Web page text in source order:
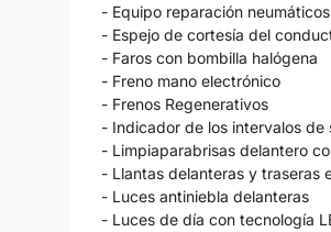
- Equipo reparación neumáticos
- Espejo de cortesía del
- Faros con bombilla halógena
- Freno mano electrónico
- Frenos Regenerativos
- Indicador de los intervalos de
- Limpiaparabrisas delantero
- Llantas delanteras y traseras
- Luces antiniebla delanteras
- Luces de día con tecnología